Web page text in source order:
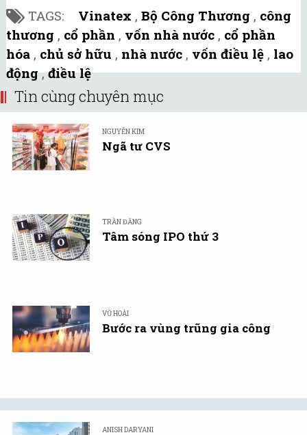
TAGS: Vinatex , Bộ Công Thương , công
thương , cổ phần , vốn nhà nước , cổ phần
hóa , chủ sở hữu , nhà nước , vốn điều lệ , lao
động,điều lệ
Tin cùng chuyên mục
NGUYỄN KIM
Ngã tư CVS
TRẦN ĐĂNG
Tâm sóng IPO thứ 3
VŨ HOÀI
Bước ra vùng trũng gia công
ANISH DARYANI